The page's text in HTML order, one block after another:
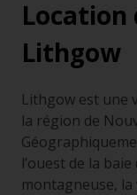
Location
Lithgow
Lithgow est une
la région de
l’ouest de la
montagneuse, la